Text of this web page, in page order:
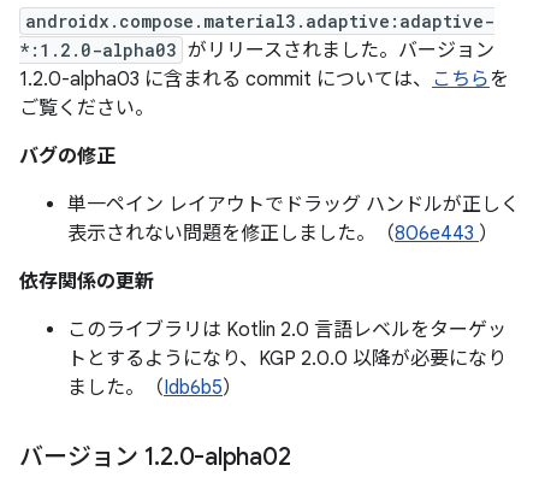
androidx.compose.material3.adaptive:adaptive-
*:1.2.0-alpha03 がリリースされました。バージョン
1.2.0-alpha03 に含まれる commit については、 こちらを
ご覧ください。
バグの修正
単一ペイン レイアウトでドラッグ ハンドルが正しく
表示されない問題を修正しました。（806e443 ）
依存関係の更新
このライブラリは Kotlin 2.0 言語レベルをターゲッ
トとするようになり、KGP 2.0.0 以降が必要になり
ました。（Idb6b5）
バージョン 1.2.0-alpha02